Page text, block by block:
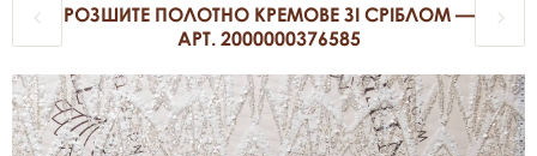
РОЗШИТЕ ПОЛОТНО КРЕМОВЕ ЗІ СРІБЛОМ —
АРТ. 2000000376585